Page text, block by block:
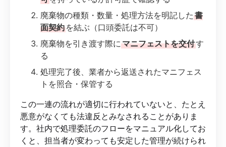
廃棄物の種類・数量・処理方法を明記した 書
面契約 を結ぶ（口頭委託は不可）
廃棄物を引き渡す際にマニフェストを交付す
る
処理完了後、業者から返送されたマニフェス
トを照合・保管する
この一連の流れが適切に行われていないと、たとえ
悪意がなくても法違反とみなされることがありま
す。社内で処理委託のフローをマニュアル化してお
くと、担当者が変わっても安定した管理が続けられ